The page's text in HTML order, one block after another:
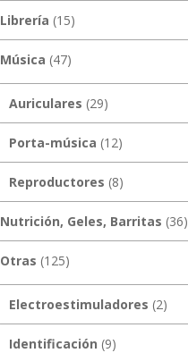
Librería (15)
Música (47)
Auriculares (29)
Porta-música (12)
Reproductores (8)
Nutrición, Geles, Barritas (36)
Otras (125)
Electroestimuladores (2)
Identificación (9)